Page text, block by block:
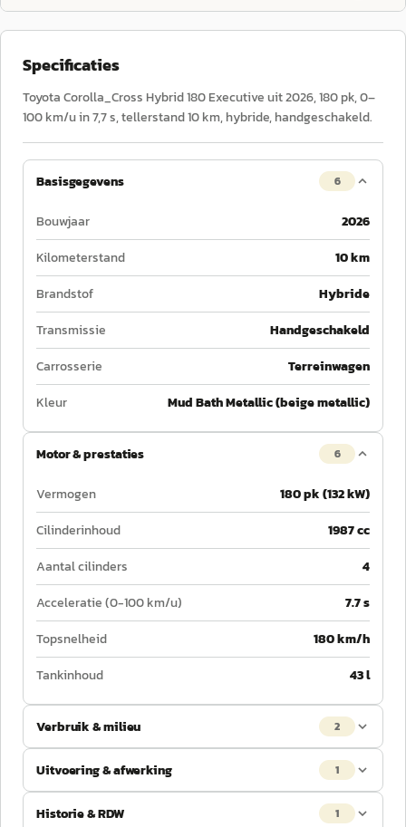
Specificaties
Toyota Corolla_Cross Hybrid 180 Executive uit 2026, 180 pk, 0–
100 km/u in 7,7 s, tellerstand 10 km, hybride, handgeschakeld.
Basisgegevens 6
Bouwjaar
2026
Kilometerstand
10 km
Brandstof
Hybride
Transmissie
Handgeschakeld
Carrosserie
Terreinwagen
Kleur
Mud Bath Metallic (beige metallic)
Motor & prestaties 6
Vermogen
180 pk (132 kW)
Cilinderinhoud
1987 cc
Aantal cilinders
4
Acceleratie (0-100 km/u)
7.7 s
Topsnelheid
180 km/h
Tankinhoud
43 l
Verbruik & milieu 2
Uitvoering & afwerking 1
Historie & RDW 1